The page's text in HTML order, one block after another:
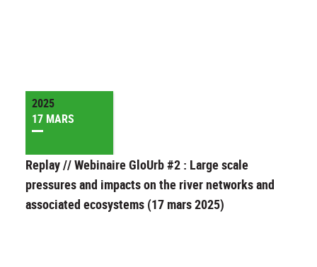
2025
17 MARS
Replay // Webinaire GloUrb #2 : Large scale
pressures and impacts on the river networks and
associated ecosystems (17 mars 2025)